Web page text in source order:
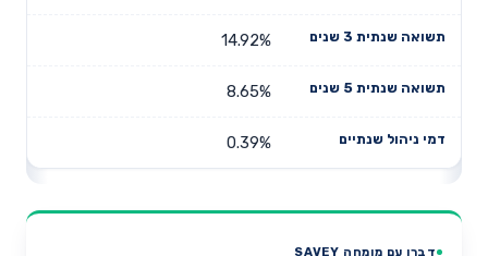
14.92%
8.65%
0.39%
דברו עם מומחה SAVEY